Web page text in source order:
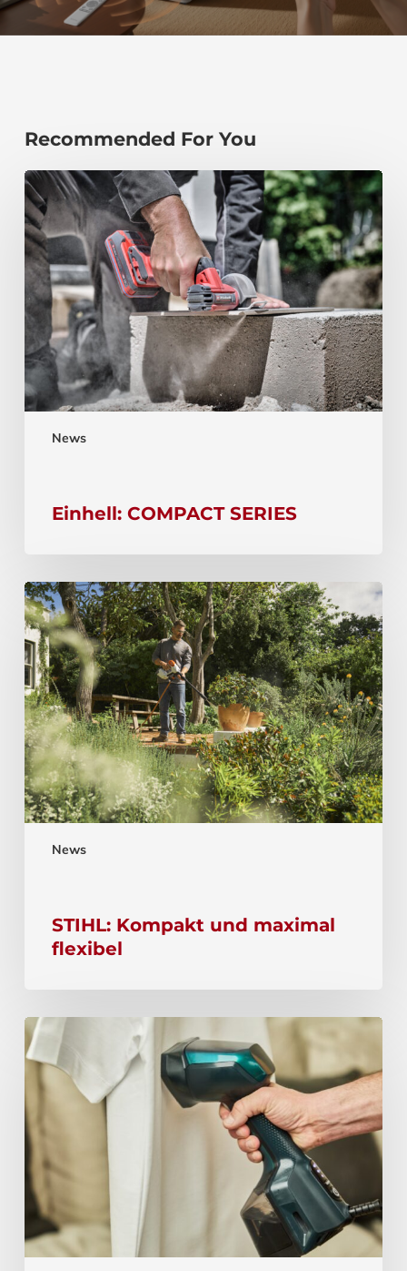
Recommended For You
News
Einhell: COMPACT SERIES
News
STIHL: Kompakt und maximal
flexibel